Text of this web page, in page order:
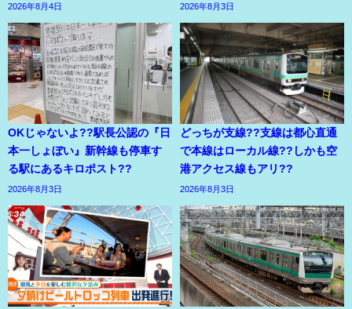
2026年8月4日 2026年8月3日
OKじゃないよ??駅長公認の『日
本一しょぼい』新幹線も停車す
る駅にあるキロポスト??
2026年8月3日
どっちが支線??支線は都心直通
で本線はローカル線??しかも空
港アクセス線もアリ??
2026年8月3日